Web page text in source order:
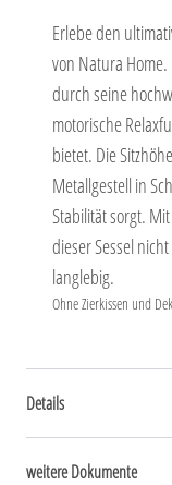
Erlebe den
von Natura
durch seine
motorische
bietet. Die
Metallgestell in
Stabilität sorgt.
dieser Sessel
langlebig.
Ohne Zierkissen und
Details
weitere Dokumente